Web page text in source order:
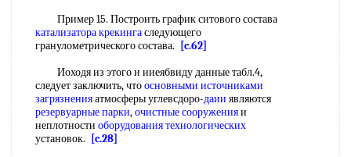
Пример 15. Построить график ситового состава
катализатора крекингаследующего
гранулометрического состава.
[c.62]
Иоходя из этого и ииеябвиду данные табл.4,
следует заключить, чтоосновными источниками
загрязненияатмосферы углевсдоро-даии являются
резервуарные парки,очистные сооруженияи
неплотности оборудования технологических
установок.
[c.28]